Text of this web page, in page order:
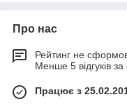
Про нас
Рейтинг не
Менше 5 відгуків за
Працює з